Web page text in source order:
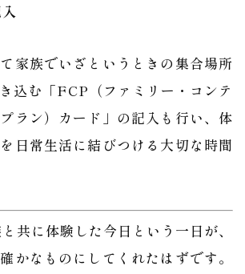
家族でいざというときの集合場所
込む「FCP（ファミリー・コンテ
ラン）カード」の記入も行い、体
日常生活に結びつける大切な時間
共に体験した今日という一日が、
かなものにしてくれたはずです。